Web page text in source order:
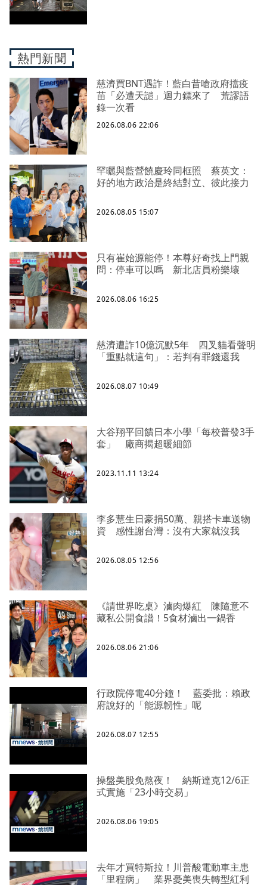
熱門新聞
慈濟買BNT遇詐！藍白昔嗆政府擋疫
苗「必遭天譴」迴力鏢來了 荒謬語
錄一次看
2026.08.06 22:06
罕曬與藍營饒慶玲同框照 蔡英文：
好的地方政治是終結對立、彼此接力
2026.08.05 15:07
只有崔始源能停！本尊好奇找上門親
問：停車可以嗎 新北店員粉樂壞
2026.08.06 16:25
慈濟遭詐10億沉默5年 四叉貓看聲明
「重點就這句」：若判有罪錢還我
2026.08.07 10:49
大谷翔平回饋日本小學「每校普發3手
套」 廠商揭超暖細節
2023.11.11 13:24
李多慧生日豪捐50萬、親搭卡車送物
資 感性謝台灣：沒有大家就沒我
2026.08.05 12:56
《請世界吃桌》滷肉爆紅 陳隨意不
藏私公開食譜！5食材滷出一鍋香
2026.08.06 21:06
行政院停電40分鐘！ 藍委批：賴政
府說好的「能源韌性」呢
2026.08.07 12:55
操盤美股免熬夜！ 納斯達克12/6正
式實施「23小時交易」
2026.08.06 19:05
去年才買特斯拉！川普酸電動車主患
「里程病」 業界憂美喪失轉型紅利